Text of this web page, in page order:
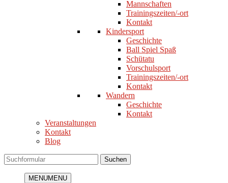
Mannschaften
Trainingszeiten/-ort
Kontakt
Kindersport
Geschichte
Ball Spiel Spaß
Schütatu
Vorschulsport
Trainingszeiten/-ort
Kontakt
Wandern
Geschichte
Kontakt
Veranstaltungen
Kontakt
Blog
Suchen
MENUMENU